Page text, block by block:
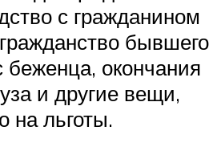
с гражданином
бывшего
беженца, окончания
и другие вещи,
на льготы.